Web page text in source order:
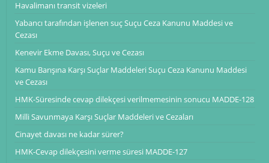
Havalimanı transit vizeleri
Yabancı tarafından işlenen suç Suçu Ceza Kanunu Maddesi ve
Cezası
Kenevir Ekme Davası, Suçu ve Cezası
Kamu Barışına Karşı Suçlar Maddeleri Suçu Ceza Kanunu Maddesi
ve Cezası
HMK-Süresinde cevap dilekçesi verilmemesinin sonucu MADDE-128
Milli Savunmaya Karşı Suçlar Maddeleri ve Cezaları
Cinayet davası ne kadar sürer?
HMK-Cevap dilekçesini verme süresi ​​​​​​​MADDE-127